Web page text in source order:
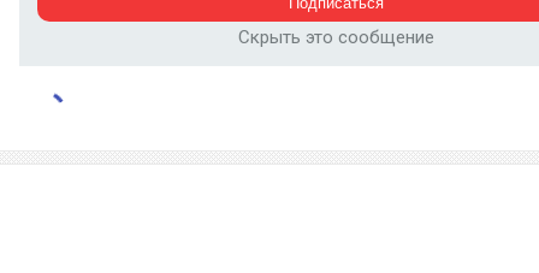
Скрыть это сообщение